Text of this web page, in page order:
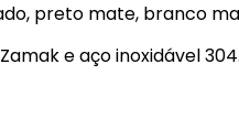
preto mate, branco
e aço inoxidável